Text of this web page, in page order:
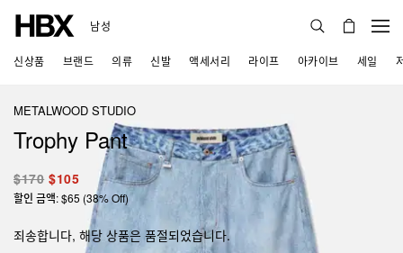
남성
신상품 브랜드 의류 신발 액세서리 라이프 아카이브 세일
METALWOOD STUDIO
Trophy Pant
$170 $105
할인 금액: $65 (38% Off)
죄송합니다, 해당 상품은 품절되었습니다.